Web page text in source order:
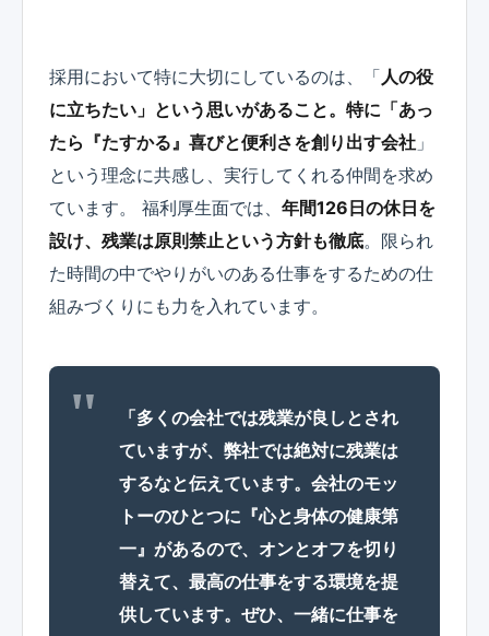
採用において特に大切にしているのは、「 人の役
に立ちたい」という思いがあること。特に「あっ
たら『たすかる』喜びと便利さを創り出す会社 」
という理念に共感し、実行してくれる仲間を求め
ています。 福利厚生面では、 年間126日の休日を
設け、残業は原則禁止という方針も徹底。限られ
た時間の中でやりがいのある仕事をするための仕
組みづくりにも力を入れています。
「多くの会社では残業が良しとされ
ていますが、弊社では絶対に残業は
するなと伝えています。会社のモッ
トーのひとつに『心と身体の健康第
一』があるので、オンとオフを切り
替えて、最高の仕事をする環境を提
供しています。ぜひ、一緒に仕事を